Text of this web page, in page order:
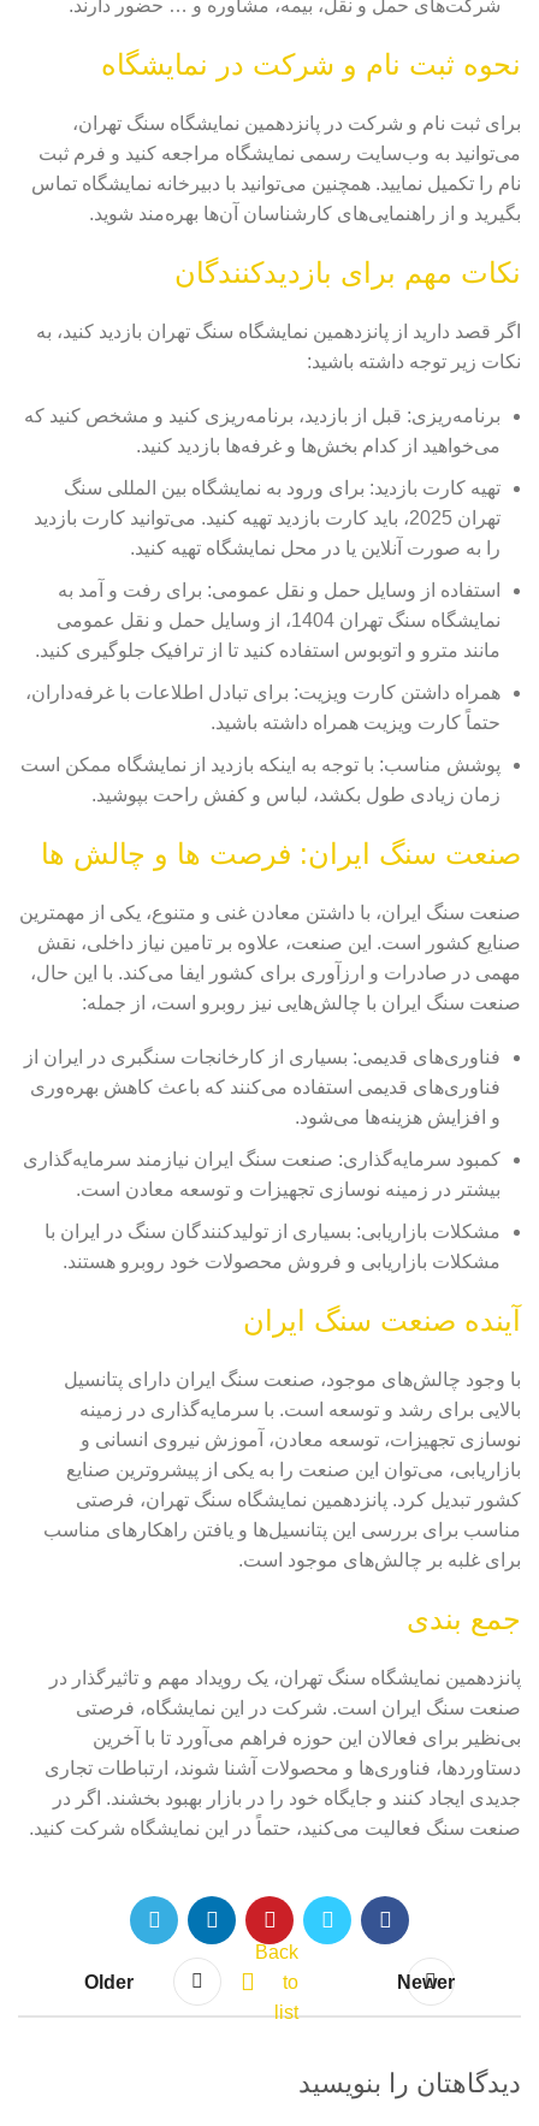
شرکت‌های حمل و نقل، بیمه، مشاوره و … حضور دارند.
نحوه ثبت نام و شرکت در نمایشگاه
برای ثبت نام و شرکت در پانزدهمین نمایشگاه سنگ تهران،
می‌توانید به وب‌سایت رسمی نمایشگاه مراجعه کنید و فرم ثبت
نام را تکمیل نمایید. همچنین می‌توانید با دبیرخانه نمایشگاه تماس
بگیرید و از راهنمایی‌های کارشناسان آن‌ها بهره‌مند شوید.
نکات مهم برای بازدیدکنندگان
اگر قصد دارید از پانزدهمین نمایشگاه سنگ تهران بازدید کنید، به
نکات زیر توجه داشته باشید:
برنامه‌ریزی: قبل از بازدید، برنامه‌ریزی کنید و مشخص کنید که
می‌خواهید از کدام بخش‌ها و غرفه‌ها بازدید کنید.
تهیه کارت بازدید: برای ورود به نمایشگاه بین المللی سنگ
تهران 2025، باید کارت بازدید تهیه کنید. می‌توانید کارت بازدید
را به صورت آنلاین یا در محل نمایشگاه تهیه کنید.
استفاده از وسایل حمل و نقل عمومی: برای رفت و آمد به
نمایشگاه سنگ تهران 1404، از وسایل حمل و نقل عمومی
مانند مترو و اتوبوس استفاده کنید تا از ترافیک جلوگیری کنید.
همراه داشتن کارت ویزیت: برای تبادل اطلاعات با غرفه‌داران،
حتماً کارت ویزیت همراه داشته باشید.
پوشش مناسب: با توجه به اینکه بازدید از نمایشگاه ممکن است
زمان زیادی طول بکشد، لباس و کفش راحت بپوشید.
صنعت سنگ ایران: فرصت ها و چالش ها
صنعت سنگ ایران، با داشتن معادن غنی و متنوع، یکی از مهمترین
صنایع کشور است. این صنعت، علاوه بر تامین نیاز داخلی، نقش
مهمی در صادرات و ارزآوری برای کشور ایفا می‌کند. با این حال،
صنعت سنگ ایران با چالش‌هایی نیز روبرو است، از جمله:
فناوری‌های قدیمی: بسیاری از کارخانجات سنگبری در ایران از
فناوری‌های قدیمی استفاده می‌کنند که باعث کاهش بهره‌وری
و افزایش هزینه‌ها می‌شود.
کمبود سرمایه‌گذاری: صنعت سنگ ایران نیازمند سرمایه‌گذاری
بیشتر در زمینه نوسازی تجهیزات و توسعه معادن است.
مشکلات بازاریابی: بسیاری از تولیدکنندگان سنگ در ایران با
مشکلات بازاریابی و فروش محصولات خود روبرو هستند.
آینده صنعت سنگ ایران
با وجود چالش‌های موجود، صنعت سنگ ایران دارای پتانسیل
بالایی برای رشد و توسعه است. با سرمایه‌گذاری در زمینه
نوسازی تجهیزات، توسعه معادن، آموزش نیروی انسانی و
بازاریابی، می‌توان این صنعت را به یکی از پیشروترین صنایع
کشور تبدیل کرد. پانزدهمین نمایشگاه سنگ تهران، فرصتی
مناسب برای بررسی این پتانسیل‌ها و یافتن راهکارهای مناسب
برای غلبه بر چالش‌های موجود است.
جمع بندی
پانزدهمین نمایشگاه سنگ تهران، یک رویداد مهم و تاثیرگذار در
صنعت سنگ ایران است. شرکت در این نمایشگاه، فرصتی
بی‌نظیر برای فعالان این حوزه فراهم می‌آورد تا با آخرین
دستاوردها، فناوری‌ها و محصولات آشنا شوند، ارتباطات تجاری
جدیدی ایجاد کنند و جایگاه خود را در بازار بهبود بخشند. اگر در
صنعت سنگ فعالیت می‌کنید، حتماً در این نمایشگاه شرکت کنید.
Newer
Back
to
list
Older
دیدگاهتان را بنویسید